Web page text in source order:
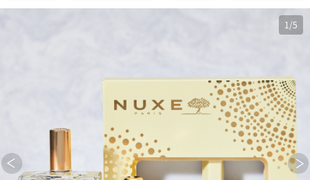
1 /5